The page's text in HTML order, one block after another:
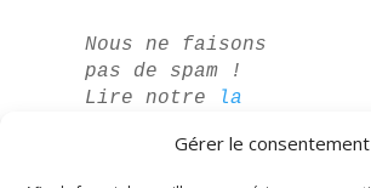
Gérer le consentement
Nous ne faisons
pas de spam !
Lire notre
la
confidentialité